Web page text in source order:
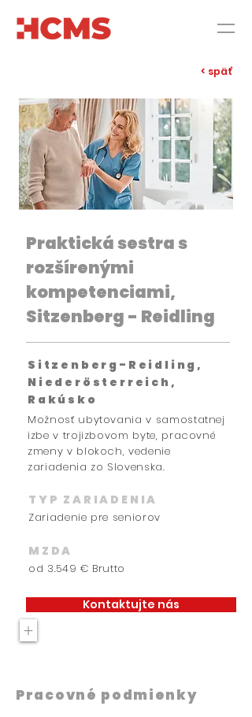
< späť
Praktická sestra s
rozšírenými
kompetenciami,
Sitzenberg - Reidling
Sitzenberg-Reidling,
Niederösterreich,
Rakúsko
Možnosť ubytovania v samostatnej
izbe v trojizbovom byte, pracovné
zmeny v blokoch, vedenie
zariadenia zo Slovenska.
TYP ZARIADENIA
Zariadenie pre seniorov
MZDA
od 3.549 € Brutto
Kontaktujte nás
+
Pracovné podmienky